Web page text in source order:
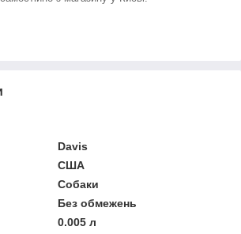
Davis
США
Собаки
Без обмежень
0.005 л